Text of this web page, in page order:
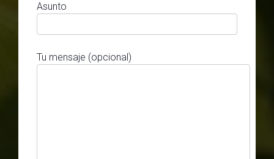
Asunto
Tu mensaje (opcional)